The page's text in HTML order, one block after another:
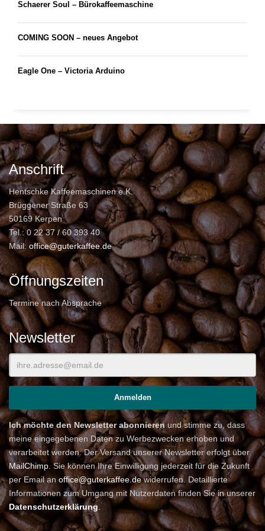
Schaerer Soul – Bürokaffeemaschine
COMING SOON – neues Angebot
Eagle One – Victoria Arduino
Anschrift
Hentschke Kaffeemaschinen e.K.
Brüggener Straße 63
50169 Kerpen
Tel.: 0 22 37 / 60 393 40
Mail: office@guterkaffee.de
Öffnungszeiten
Termine nach Absprache
Newsletter
Ich möchte den Newsletter abonnierenund stimme zu, dass
meine eingegebenen Daten zu Werbezwecken erhoben und
verarbeitet werden. Der Versand unserer Newsletter erfolgt über
MailChimp . Sie können Ihre Einwilligung jederzeit für die Zukunft
per Email an office@guterkaffee.dewiderrufen. Detaillierte
Informationen zum Umgang mit Nutzerdaten finden Sie in unserer
Datenschutzerklärung.